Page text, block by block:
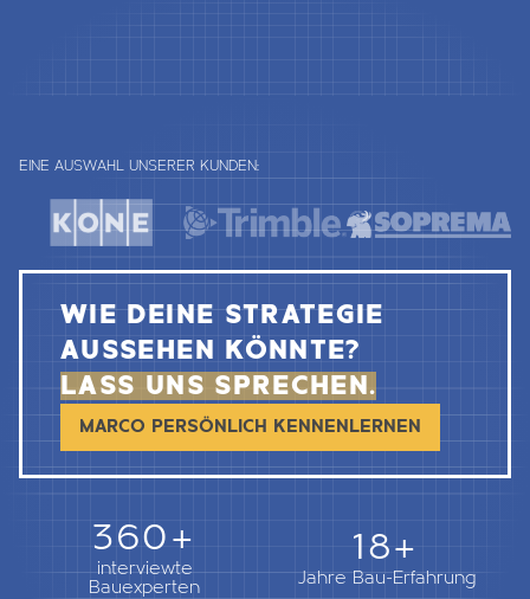
EINE AUSWAHL UNSERER KUNDEN:
WIE DEINE STRATEGIE
AUSSEHEN KÖNNTE?
LASS UNS SPRECHEN.
MARCO PERSÖNLICH KENNENLERNEN
362+
interviewte
Bauexperten
18+
Jahre Bau-Erfahrung